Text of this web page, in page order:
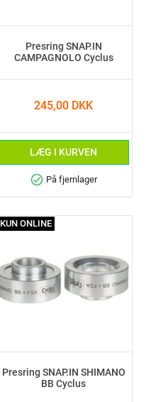
Presring SNAP.IN
CAMPAGNOLO Cyclus
245,00 DKK
LÆG I KURVEN
check_circle På fjernlager
Presring SNAP.IN SHIMANO
BB Cyclus
KUN ONLINE